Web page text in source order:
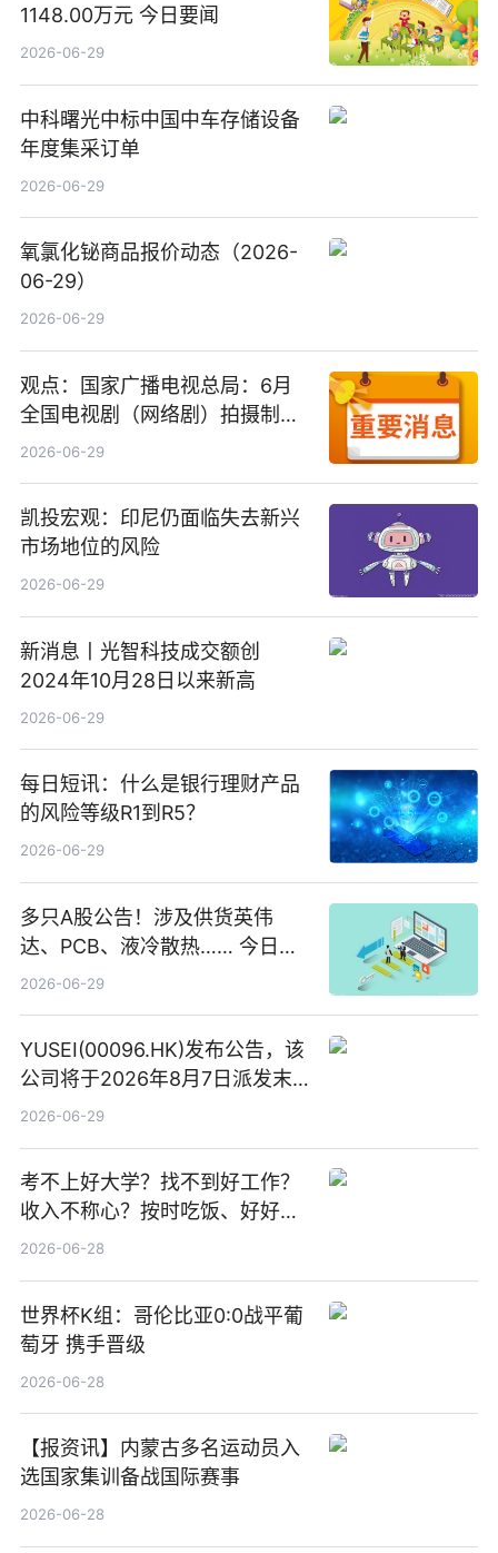
1148.00万元 今日要闻
2026-06-29
中科曙光中标中国中车存储设备
年度集采订单
2026-06-29
氧氯化铋商品报价动态（2026-
06-29）
2026-06-29
观点：国家广播电视总局：6月
全国电视剧（网络剧）拍摄制作
备案公示剧目197部
2026-06-29
凯投宏观：印尼仍面临失去新兴
市场地位的风险
2026-06-29
新消息丨光智科技成交额创
2024年10月28日以来新高
2026-06-29
每日短讯：什么是银行理财产品
的风险等级R1到R5？
2026-06-29
多只A股公告！涉及供货英伟
达、PCB、液冷散热…… 今日快
讯
2026-06-29
YUSEI(00096.HK)发布公告，该
公司将于2026年8月7日派发末
期股息每股人民币0.013元 每日
2026-06-29
考不上好大学？找不到好工作？
收入不称心？按时吃饭、好好睡
觉
2026-06-28
世界杯K组：哥伦比亚0:0战平葡
萄牙 携手晋级
2026-06-28
【报资讯】内蒙古多名运动员入
选国家集训备战国际赛事
2026-06-28